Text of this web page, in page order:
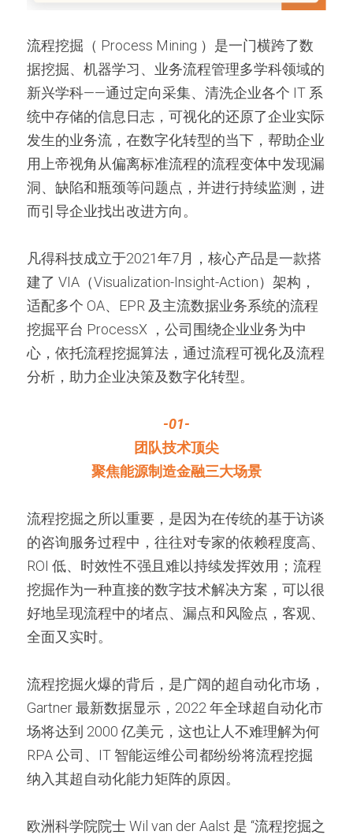
流程挖掘（ Process Mining ）是一门横跨了数
据挖掘、机器学习、业务流程管理多学科领域的
新兴学科——通过定向采集、清洗企业各个 IT 系
统中存储的信息日志，可视化的还原了企业实际
发生的业务流，在数字化转型的当下，帮助企业
用上帝视角从偏离标准流程的流程变体中发现漏
洞、缺陷和瓶颈等问题点，并进行持续监测，进
而引导企业找出改进方向。
凡得科技成立于2021年7月，核心产品是一款搭
建了 VIA（Visualization-Insight-Action）架构，
适配多个 OA、EPR 及主流数据业务系统的流程
挖掘平台 ProcessX ，公司围绕企业业务为中
心，依托流程挖掘算法，通过流程可视化及流程
分析，助力企业决策及数字化转型。
-01-
团队技术顶尖
聚焦能源制造金融三大场景
流程挖掘之所以重要，是因为在传统的基于访谈
的咨询服务过程中，往往对专家的依赖程度高、
ROI 低、时效性不强且难以持续发挥效用；流程
挖掘作为一种直接的数字技术解决方案，可以很
好地呈现流程中的堵点、漏点和风险点，客观、
全面又实时。
流程挖掘火爆的背后，是广阔的超自动化市场，
Gartner 最新数据显示，2022 年全球超自动化市
场将达到 2000 亿美元，这也让人不难理解为何
RPA 公司、IT 智能运维公司都纷纷将流程挖掘
纳入其超自动化能力矩阵的原因。
欧洲科学院院士 Wil van der Aalst 是 “流程挖掘之